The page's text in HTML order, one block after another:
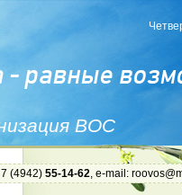
ВОС
7 (4942) 55-14-62, e-mail: